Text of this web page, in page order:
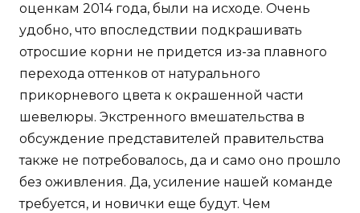
оценкам 2014 года, были на исходе. Очень
удобно, что впоследствии подкрашивать
отросшие корни не придется из-за плавного
перехода оттенков от натурального
прикорневого цвета к окрашенной части
шевелюры. Экстренного вмешательства в
обсуждение представителей правительства
также не потребовалось, да и само оно прошло
без оживления. Да, усиление нашей команде
требуется, и новички еще будут. Чем